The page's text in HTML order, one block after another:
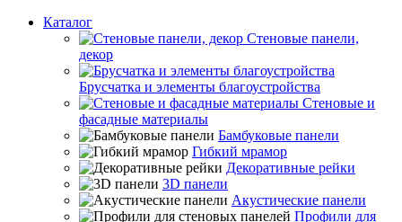
Каталог
Стеновые панели,
декор
Брусчатка и элементы благоустройства
Стеновые и
фасадные материалы
Бамбуковые панели
Гибкий мрамор
Декоративные рейки
3D панели
Акустические панели
Профили для